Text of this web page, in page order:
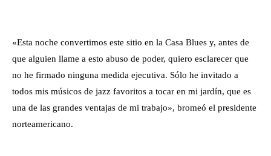
«Esta noche convertimos este sitio en la Casa Blues y, antes de
que alguien llame a esto abuso de poder, quiero esclarecer que
no he firmado ninguna medida ejecutiva. Sólo he invitado a
todos mis músicos de jazz favoritos a tocar en mi jardín, que es
una de las grandes ventajas de mi trabajo», bromeó el presidente
norteamericano.